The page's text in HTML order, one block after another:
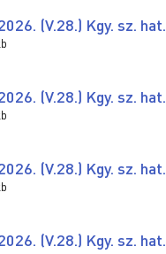
(V.28.) Kgy. sz. hat.
(V.28.) Kgy. sz. hat.
(V.28.) Kgy. sz. hat.
(V.28.) Kgy. sz. hat.